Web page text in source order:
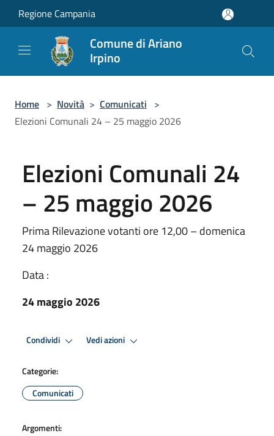
Salta al contenuto principale
Regione Campania
Comune di Ariano
Irpino
Home > Novità > Comunicati >
Elezioni Comunali 24 – 25 maggio 2026
Elezioni Comunali 24
– 25 maggio 2026
Prima Rilevazione votanti ore 12,00 – domenica
24 maggio 2026
Data :
24 maggio 2026
Condividi Vedi azioni
Categorie:
Comunicati
Argomenti: